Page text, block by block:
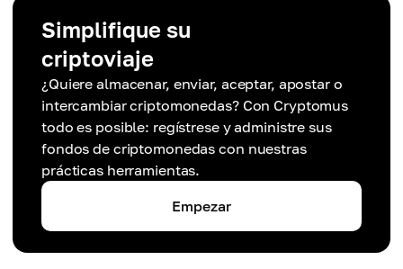
Simplifique su
criptoviaje
¿Quiere almacenar, enviar, aceptar, apostar o
intercambiar criptomonedas? Con Cryptomus
todo es posible: regístrese y administre sus
fondos de criptomonedas con nuestras
prácticas herramientas.
Empezar